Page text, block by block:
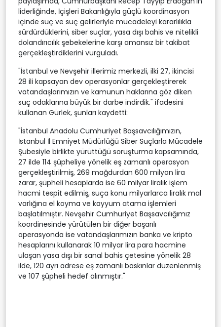
liderliğinde, İçişleri Bakanlığıyla güçlü koordinasyon
içinde suç ve suç gelirleriyle mücadeleyi kararlılıkla
sürdürdüklerini, siber suçlar, yasa dışı bahis ve nitelikli
dolandırıcılık şebekelerine karşı amansız bir takibat
gerçekleştirdiklerini vurguladı.
"İstanbul ve Nevşehir illerimiz merkezli, ilki 27, ikincisi
28 ili kapsayan dev operasyonlar gerçekleştirerek
vatandaşlarımızın ve kamunun haklarına göz diken
suç odaklarına büyük bir darbe indirdik." ifadesini
kullanan Gürlek, şunları kaydetti:
"İstanbul Anadolu Cumhuriyet Başsavcılığımızın,
İstanbul İl Emniyet Müdürlüğü Siber Suçlarla Mücadele
Şubesiyle birlikte yürüttüğü soruşturma kapsamında,
27 ilde 114 şüpheliye yönelik eş zamanlı operasyon
gerçekleştirilmiş, 269 mağdurdan 600 milyon lira
zarar, şüpheli hesaplarda ise 60 milyar liralık işlem
hacmi tespit edilmiş, suça konu milyarlarca liralık mal
varlığına el koyma ve kayyum atama işlemleri
başlatılmıştır. Nevşehir Cumhuriyet Başsavcılığımız
koordinesinde yürütülen bir diğer başarılı
operasyonda ise vatandaşlarımızın banka ve kripto
hesaplarını kullanarak 10 milyar lira para hacmine
ulaşan yasa dışı bir sanal bahis çetesine yönelik 28
ilde, 120 ayrı adrese eş zamanlı baskınlar düzenlenmiş
ve 107 şüpheli hedef alınmıştır."